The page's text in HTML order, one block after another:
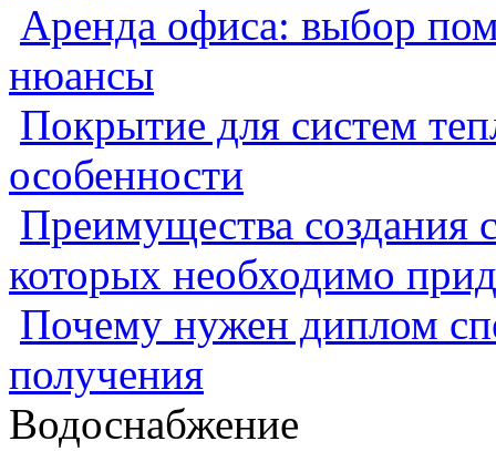
Аренда офиса: выбор
нюансы
Покрытие для систем
особенности
Преимущества создания
которых необходимо
Почему нужен диплом
получения
Водоснабжение